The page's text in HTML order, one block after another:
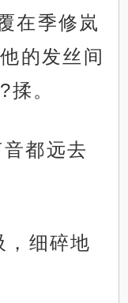
在季修岚
的发丝间
。
都远去
，细碎地